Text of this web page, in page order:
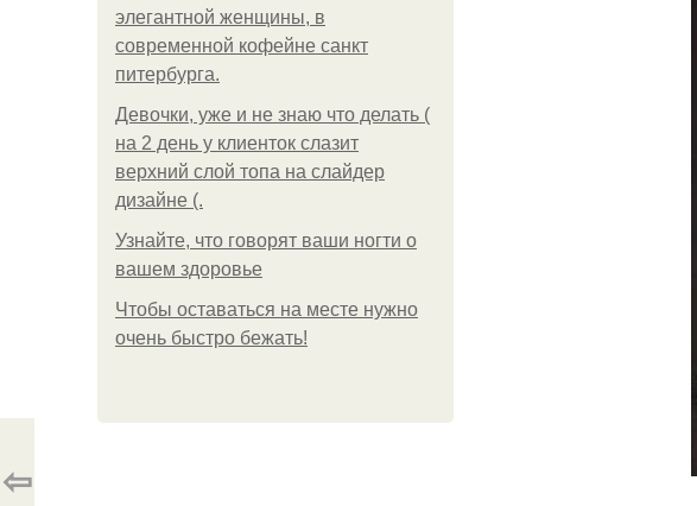
элегантной женщины, в
современной кофейне санкт
питербурга.
Девочки, уже и не знаю что делать (
на 2 день у клиенток слазит
верхний слой топа на слайдер
дизайне (.
Узнайте, что говорят ваши ногти о
вашем здоровье
Чтобы оставаться на месте нужно
очень быстро бежать!
⇦